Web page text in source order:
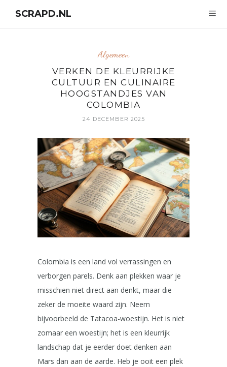
SCRAPD.NL
Algemeen
VERKEN DE KLEURRIJKE
CULTUUR EN CULINAIRE
HOOGSTANDJES VAN
COLOMBIA
24 DECEMBER 2025
Colombia is een land vol verrassingen en
verborgen parels. Denk aan plekken waar je
misschien niet direct aan denkt, maar die
zeker de moeite waard zijn. Neem
bijvoorbeeld de Tatacoa-woestijn. Het is niet
zomaar een woestijn; het is een kleurrijk
landschap dat je eerder doet denken aan
Mars dan aan de aarde. Heb je ooit een plek